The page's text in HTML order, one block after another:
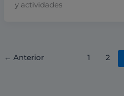
y actividades
← Anterior 1 2